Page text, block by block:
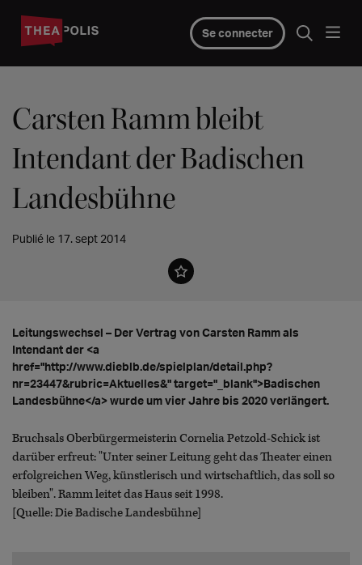
Se connecter
Carsten Ramm bleibt
Intendant der Badischen
Landesbühne
Publié le 17. sept 2014
Leitungswechsel – Der Vertrag von Carsten Ramm als
Intendant der <a
href="http://www.dieblb.de/spielplan/detail.php?
nr=23447&rubric=Aktuelles&" target="_blank">Badischen
Landesbühne</a> wurde um vier Jahre bis 2020 verlängert.
Bruchsals Oberbürgermeisterin Cornelia Petzold-Schick ist
darüber erfreut: "Unter seiner Leitung geht das Theater einen
erfolgreichen Weg, künstlerisch und wirtschaftlich, das soll so
bleiben". Ramm leitet das Haus seit 1998.
[Quelle: Die Badische Landesbühne]